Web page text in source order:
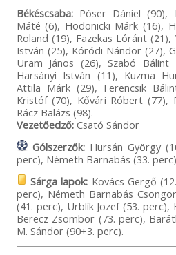
Békéscsaba:Póser Dániel (90),
Máté (6), Hodonicki Márk (16),
Roland (19), Fazekas Lóránt
István (25), Kóródi Nándor (27),
Uram János (26), Szabó
Harsányi István (11), Kuzma
Attila Márk (29), Ferencsik
Kristóf (70), Kővári Róbert (77),
Rácz Balázs (98).
Vezetőedző:Csató Sándor
Gólszerzők: Hursán György
perc), Németh Barnabás (33.
Sárga lapok: Kovács Gergő
perc), Németh Barnabás
(41. perc), Urblík Jozef (53. perc),
Berecz Zsombor (73. perc),
M. Sándor (90+3. perc).